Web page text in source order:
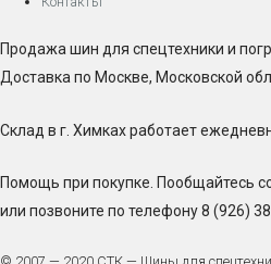
Продажа шин для спецтехники и
Доставка по Москве, Московской
Склад в г. Химках работает
Помощь при покупке. Пообщайтесь
или позвоните по телефону 8 (926)